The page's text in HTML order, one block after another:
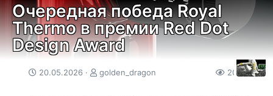
Очередная победа Royal
Thermo в премии Red Dot
Design Award
20.05.2026 golden_dragon 208 0